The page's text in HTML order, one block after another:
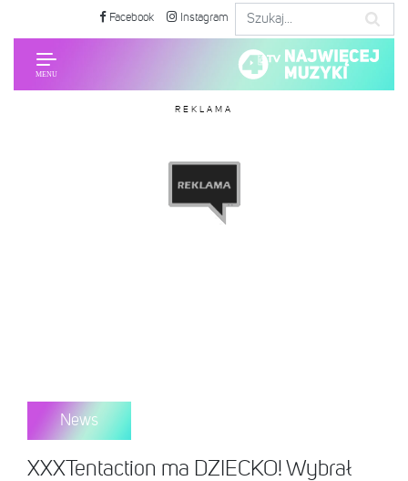
Facebook Instagram
REKLAMA
News
XXXTentaction ma DZIECKO! Wybrał